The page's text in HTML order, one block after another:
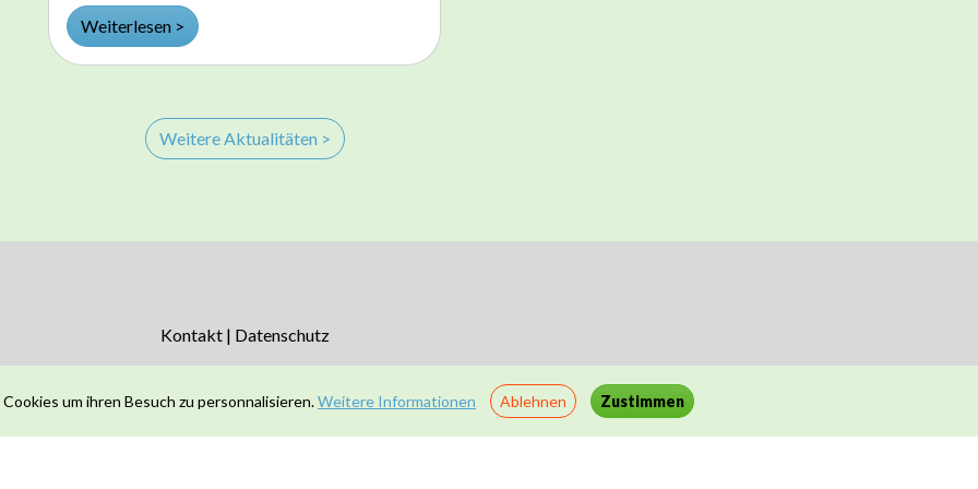
Weiterlesen >
Weitere Aktualitäten >
Kontakt| Datenschutz
um ihren Besuch zu personnalisieren.Weitere Informationen Ablehnen Zustimmen